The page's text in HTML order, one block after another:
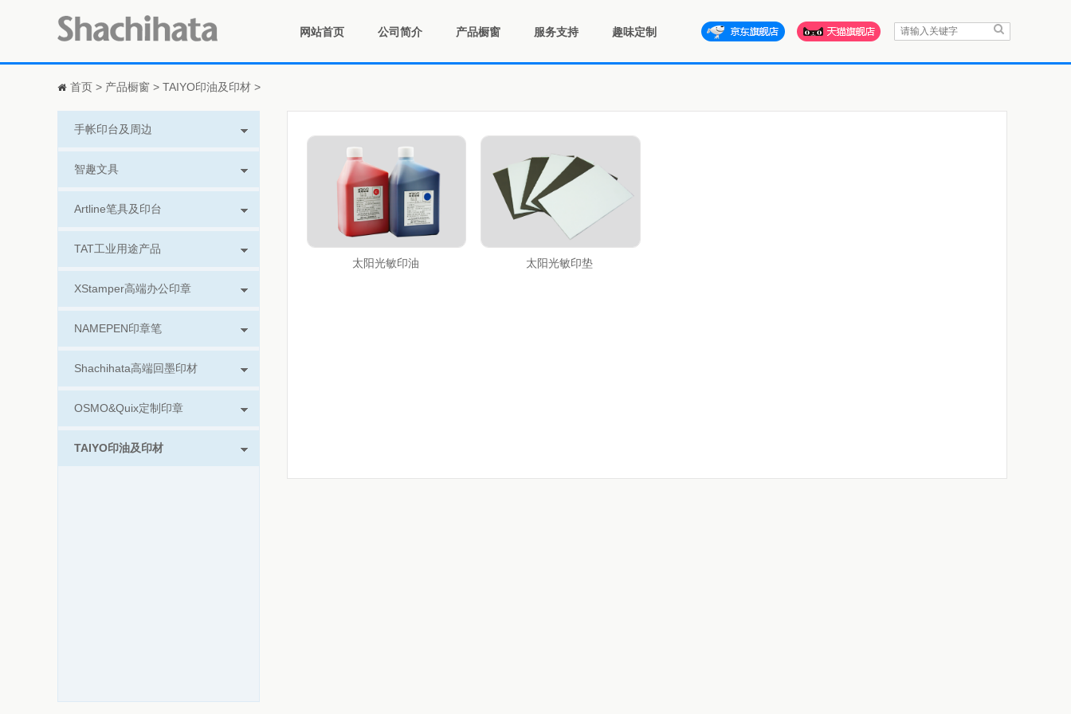
网站首页 公司简介 产品橱窗 服务支持 趣味定制
首页 > 产品橱窗 > TAIYO印油及印材 >
手帐印台及周边
智趣文具
Artline笔具及印台
TAT工业用途产品
XStamper高端办公印章
NAMEPEN印章笔
Shachihata高端回墨印材
OSMO&Quix定制印章
TAIYO印油及印材
太阳光敏印油 太阳光敏印垫